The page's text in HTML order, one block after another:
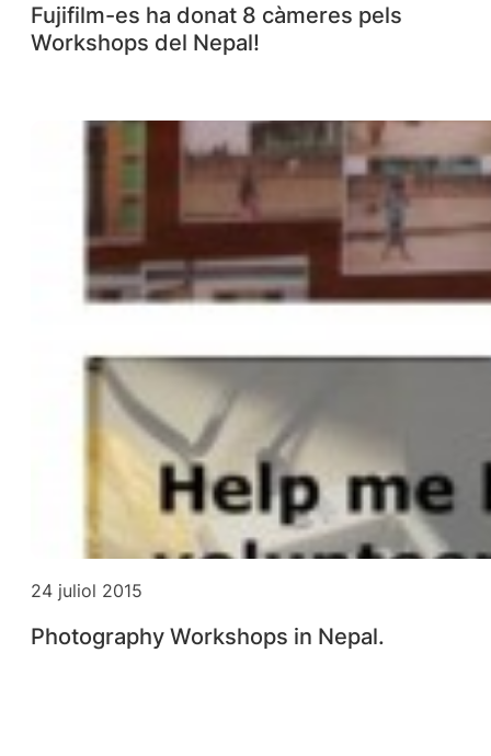
Fujifilm-es ha donat 8 càmeres pels
Workshops del Nepal!
24 juliol 2015
Photography Workshops in Nepal.